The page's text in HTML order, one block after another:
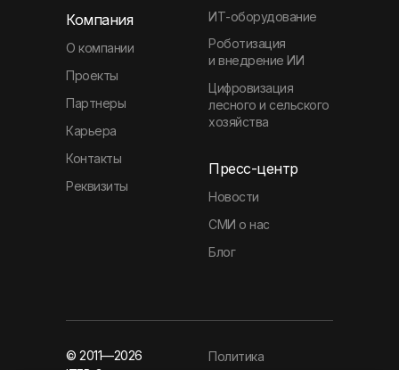
Компания
Контакты
Реквизиты
О компании
Проекты
Партнеры
Карьера
Пресс-центр
Новости
СМИ о нас
Цифровизация
лесного и сельского
хозяйства
ИТ-оборудование
Роботизация
и внедрение ИИ
Блог
Политика
© 2011—2026